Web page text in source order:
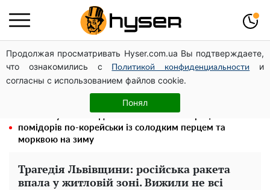
Продолжая просматривать Hyser.com.ua Вы подтверждаете,
что ознакомились с
Политикой конфиденциальности
и
согласны с использованием файлов cookie.
Понял
Гола Олена Тополя у цікавих позах змусила відвисати
щелепи: злив відео – було лише початком
Повністю гола Анна Трінчер блиснула "принадами":
таких розмірів ви ще не бачили
помідорів по-корейськи із солодким перцем та
морквою на зиму
Трагедія Львівщини: російська ракета
впала у житловій зоні. Вижили не всі